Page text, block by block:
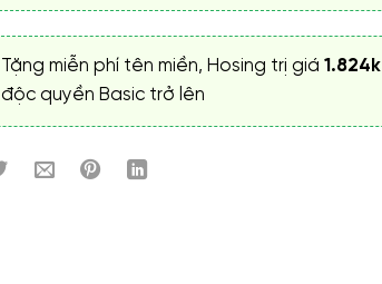
Tặng miễn phí tên miền, Hosing trị giá1.824k
độc quyền Basic trở lên